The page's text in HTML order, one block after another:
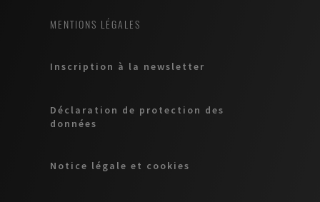
MENTIONS LÉGALES
Inscription à la newsletter
Déclaration de protection des
données
Notice légale et cookies